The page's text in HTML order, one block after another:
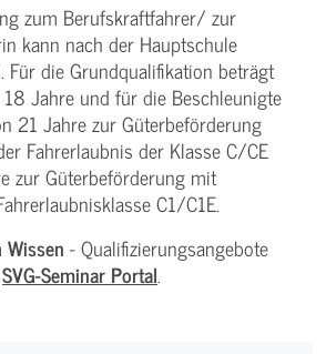
zum Berufskraftfahrer/ zur
kann nach der Hauptschule
Für die Grundqualifikation beträgt
Jahre und für die Beschleunigte
21 Jahre zur Güterbeförderung
Fahrerlaubnis der Klasse C/CE
zur Güterbeförderung mit
C1/C1E.
- Qualifizierungsangebote
SVG-Seminar Portal.